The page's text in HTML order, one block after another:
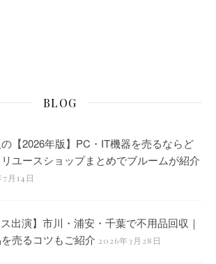
BLOG
【2026年版】PC・IT機器を売るならど
ユースショップまとめでブルームが紹介
月14日
出演】市川・浦安・千葉で不用品回収｜
売るコツもご紹介 2026年3月28日